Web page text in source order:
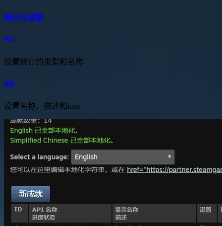
统计与成就
统计
设置统计的类型和名称
成就
设置名称、描述和icon